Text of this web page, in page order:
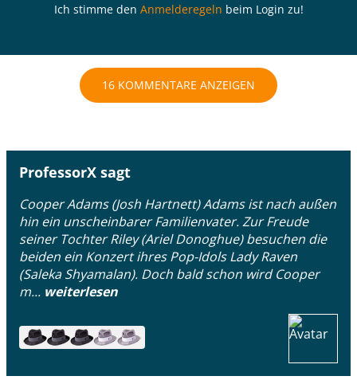
Ich stimme den Anmelderegeln beim Login zu!
16 KOMMENTARE ANZEIGEN
ProfessorX sagt
Cooper Adams (Josh Hartnett) Adams ist nach außen
hin ein unscheinbarer Familienvater. Zur Freude
seiner Tochter Riley (Ariel Donoghue) besuchen die
beiden ein Konzert ihres Pop-Idols Lady Raven
(Saleka Shyamalan). Doch bald schon wird Cooper
m... weiterlesen